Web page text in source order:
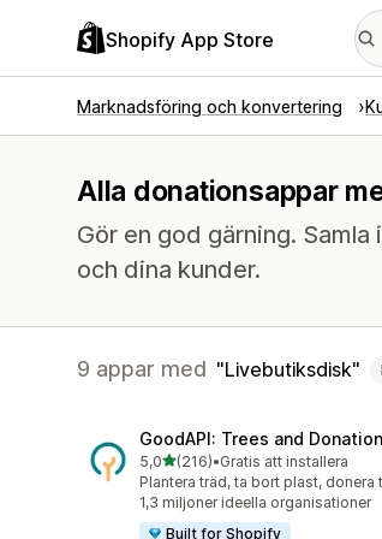
Shopify App Store
Marknadsföring och konvertering
Alla donationsappar
Gör en god gärning.
och dina kunder.
9 appar med Livebutiksdisk
GoodAPI: Trees and
5,0av 5 stjärnor
(216)
216 recensioner totalt
•Gratis att installera
Plantera träd, ta bort plast, donera
1,3 miljoner ideella organisationer
Built for Shopify